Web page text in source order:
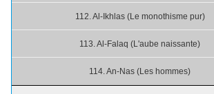
112. Al-Ikhlas (Le monothisme pur)
113. Al-Falaq (L'aube naissante)
114. An-Nas (Les hommes)